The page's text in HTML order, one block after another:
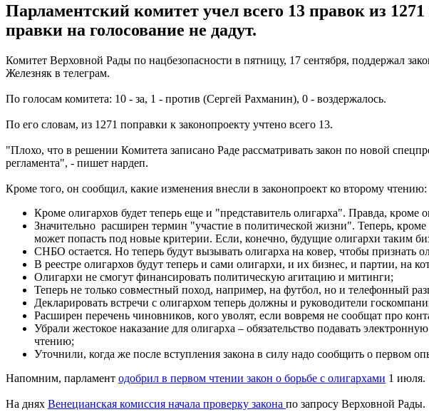
Парламентский комитет учел всего 13 правок из
правки на голосование не дадут.
Комитет Верховной Рады по нацбезопасности в пятницу, 17 сентября, поддержал
Железняк в телеграм.
По голосам комитета: 10 - за, 1 - против (Сергей Рахманин), 0 - воздержалось.
По его словам, из 1271 поправки к законопроекту учтено всего 13.
"Плохо, что в решении Комитета записано Раде рассматривать закон по новой
регламента", - пишет нардеп.
Кроме того, он сообщил, какие изменения внесли в законопроект ко второму чтению:
Кроме олигархов будет теперь еще и "представитель олигарха". Правда, кроме
Значительно расширен термин "участие в политической жизни". Теперь,
может попасть под новые критерии. Если, конечно, будущие олигархи таким
СНБО остается. Но теперь будут вызывать олигарха на ковер, чтобы признать
В реестре олигархов будут теперь и сами олигархи, и их бизнес, и партии, на
Олигархи не смогут финансировать политическую агитацию и митинги;
Теперь не только совместный поход, например, на футбол, но и телефонный
Декларировать встречи с олигархом теперь должны и руководители
Расширен перечень чиновников, кого уволят, если вовремя не сообщат про
Убрали жестокое наказание для олигарха – обязательство подавать
чтению;
Уточнили, когда же после вступления закона в силу надо сообщить о первом
Напомним, парламент одобрил в первом чтении закон о борьбе с олигархами 1 июля.
На днях Венецианская комиссия начала проверку закона по запросу Верховной Рады.